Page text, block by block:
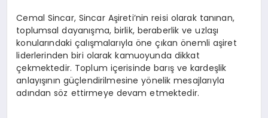
Cemal Sincar, Sincar Aşireti’nin reisi olarak tanınan,
toplumsal dayanışma, birlik, beraberlik ve uzlaşı
konularındaki çalışmalarıyla öne çıkan önemli aşiret
liderlerinden biri olarak kamuoyunda dikkat
çekmektedir. Toplum içerisinde barış ve kardeşlik
anlayışının güçlendirilmesine yönelik mesajlarıyla
adından söz ettirmeye devam etmektedir.